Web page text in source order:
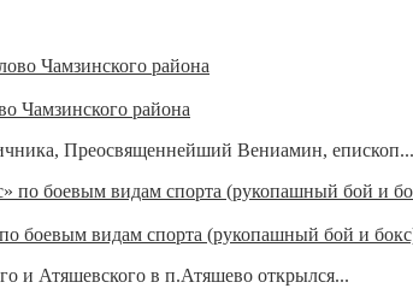
Чамзинского района
Преосвященнейший Вениамин, епископ...
боевым видам спорта (рукопашный бой и
и Атяшевского в п.Атяшево открылся...